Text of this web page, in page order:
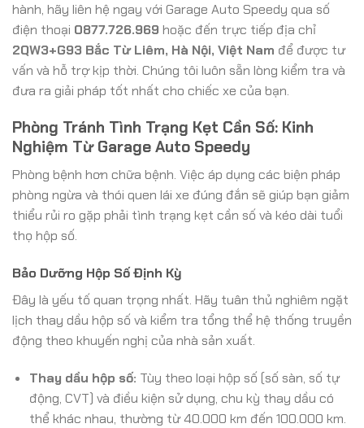
hành, hãy liên hệ ngay với Garage Auto Speedy qua số
điện thoại 0877.726.969 hoặc đến trực tiếp địa chỉ
2QW3+G93 Bắc Từ Liêm, Hà Nội, Việt Nam để được tư
vấn và hỗ trợ kịp thời. Chúng tôi luôn sẵn lòng kiểm tra và
đưa ra giải pháp tốt nhất cho chiếc xe của bạn.
Phòng Tránh Tình Trạng Kẹt Cần Số: Kinh
Nghiệm Từ Garage Auto Speedy
Phòng bệnh hơn chữa bệnh. Việc áp dụng các biện pháp
phòng ngừa và thói quen lái xe đúng đắn sẽ giúp bạn giảm
thiểu rủi ro gặp phải tình trạng kẹt cần số và kéo dài tuổi
thọ hộp số.
Bảo Dưỡng Hộp Số Định Kỳ
Đây là yếu tố quan trọng nhất. Hãy tuân thủ nghiêm ngặt
lịch thay dầu hộp số và kiểm tra tổng thể hệ thống truyền
động theo khuyến nghị của nhà sản xuất.
Thay dầu hộp số: Tùy theo loại hộp số (số sàn, số tự
động, CVT) và điều kiện sử dụng, chu kỳ thay dầu có
thể khác nhau, thường từ 40.000 km đến 100.000 km.